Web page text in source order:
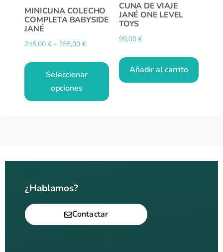
MINICUNA COLECHO
COMPLETA BABYSIDE
JANÉ
245,00€ - 255,00€
Seleccionar
opciones
CUNA DE VIAJE
JANÉ ONE LEVEL
TOYS
99,00€
Añadir al carrito
¿Hablamos?
Contactar